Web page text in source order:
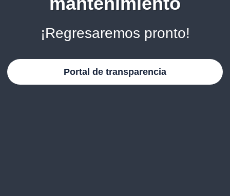
¡Regresaremos pronto!
Portal de transparencia